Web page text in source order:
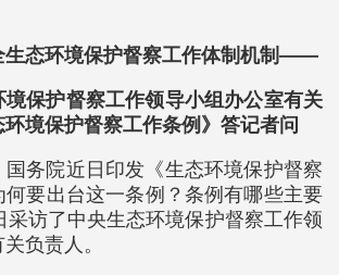
生态环境保护督察工作体制机制——
境保护督察工作领导小组办公室有关
境保护督察工作条例》答记者问
国务院近日印发《生态环境保护督察
何要出台这一条例？条例有哪些主要
采访了中央生态环境保护督察工作领
负责人。